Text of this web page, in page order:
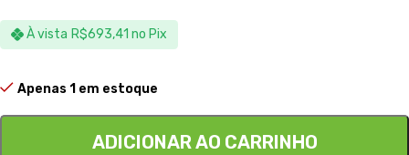
À vista R$693,41 no Pix
Apenas 1 em estoque
ADICIONAR AO CARRINHO